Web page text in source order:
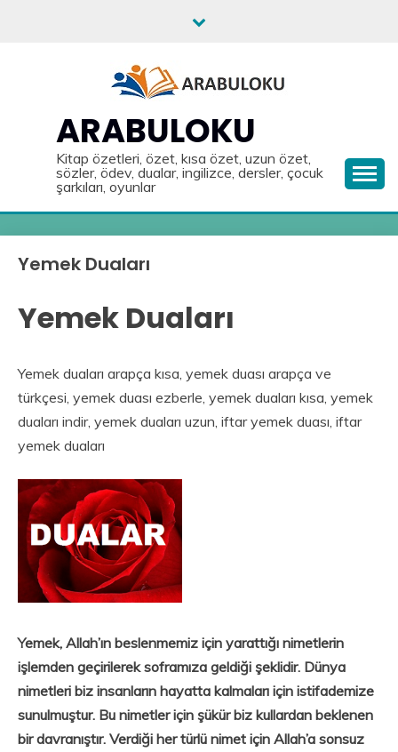
ARABULOKU
Kitap özetleri, özet, kısa özet, uzun özet,
sözler, ödev, dualar, ingilizce, dersler, çocuk
şarkıları, oyunlar
Yemek Duaları
Yemek Duaları
Yemek duaları arapça kısa, yemek duası arapça ve
türkçesi, yemek duası ezberle, yemek duaları kısa, yemek
duaları indir, yemek duaları uzun, iftar yemek duası, iftar
yemek duaları
Yemek, Allah’ın beslenmemiz için yarattığı nimetlerin
işlemden geçirilerek soframıza geldiği şeklidir. Dünya
nimetleri biz insanların hayatta kalmaları için istifademize
sunulmuştur. Bu nimetler için şükür biz kullardan beklenen
bir davranıştır. Verdiği her türlü nimet için Allah’a sonsuz